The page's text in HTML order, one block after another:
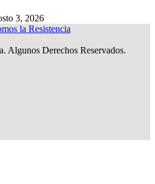
3, 2026
Algunos Derechos Reservados.